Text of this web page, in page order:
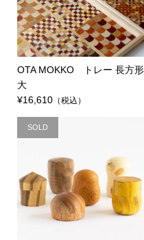
OTA MOKKO トレー 長方形
大
¥16,610（税込）
SOLD